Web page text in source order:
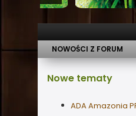
NOWOŚCI Z FORUM
Nowe tematy
ADA Amazonia